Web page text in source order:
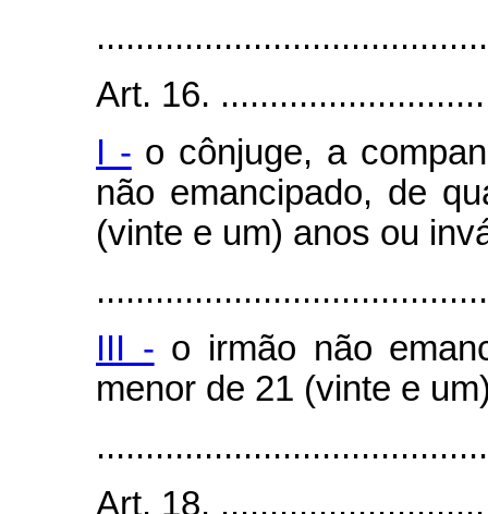
Art. 16.
I - o cônjuge, a
não emancipado, de
(vinte e um) anos ou
III - o irmão não
menor de 21 (vinte e
Art. 18.